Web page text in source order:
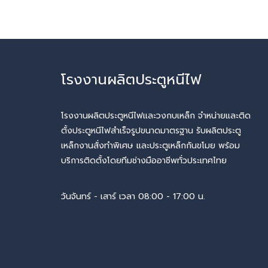
โรงงานผลิตประตูหนีไฟ
โรงงานผลิตประตูหนีไฟและวงกบเหล็ก จำหน่ายและติด
ตั้งประตูหนีไฟสำเร็จรูปขนาดมาตรฐาน รับผลิตประตู
เหล็กงานสั่งทำพิเศษ และประตูเหล็กกันขโมย พร้อม
บริการติดตั้งโดยทีมช่างมืออาชีพทั่วประเทศไทย
วันจันทร์ - เสาร์ เวลา 08:00 - 17:00 น.